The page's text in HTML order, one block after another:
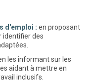
d'emploi : en proposant
identifier des
les informant sur les
aidant à mettre en
inclusifs.